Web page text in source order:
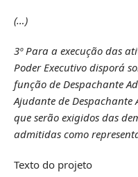
(…)
3º Para a execução das
Poder Executivo disporá
função de Despachante
Ajudante de Despachante
que serão exigidos das
admitidas como
Texto do projeto